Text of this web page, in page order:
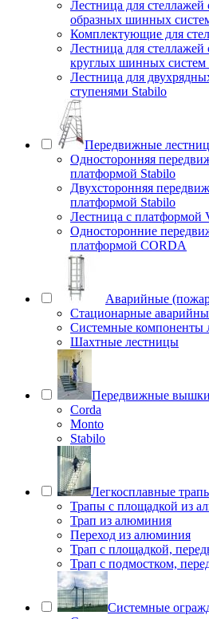
Лестница для
образных шинных
Комплектующие для
Лестница для стеллажей
круглых шинных систем
Лестница для
ступенями Stabilo
Передвижные
Односторонняя
платформой Stabilo
Двухсторонняя
платформой Stabilo
Лестница с платформой
Односторонние
платформой CORDA
Аварийные
Стационарные
Системные компоненты
Шахтные лестницы
Передвижные
Corda
Monto
Stabilo
Легкосплавные
Трапы с площадкой из
Трап из алюминия
Переход из алюминия
Трап с площадкой,
Трап с подмостком,
Системные